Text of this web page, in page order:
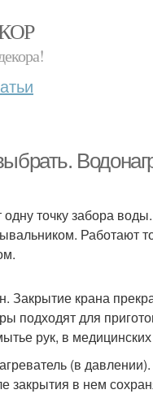
точку забора
Работают
Закрытие крана
подходят для
рук, в
(в
в нем